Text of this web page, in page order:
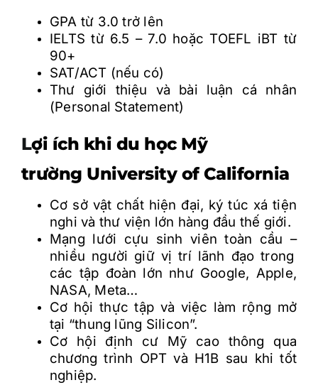
GPA từ 3.0 trở lên
IELTS từ6.5 –7.0 hoặc TOEFL iBT từ
90+
SAT/ACT (nếu có)
Thư giới thiệu và bài luận cá nhân
(Personal Statement)
Lợi ích khi du học Mỹ
trường University of California
Cơ sởvật chất hiện đại, ký túc xá tiện
nghi và thư viện lớn hàng đầu thế giới.
Mạng lưới cựu sinh viên toàn cầu –
nhiều người giữvị trí lãnh đạo trong
các tập đoàn lớn nhưGoogle, Apple,
NASA, Meta…
Cơ hội thực tập và việc làm rộng mở
tại “thung lũng Silicon”.
Cơ hội định cư Mỹ cao thông qua
chương trình OPT và H1B sau khi tốt
nghiệp.